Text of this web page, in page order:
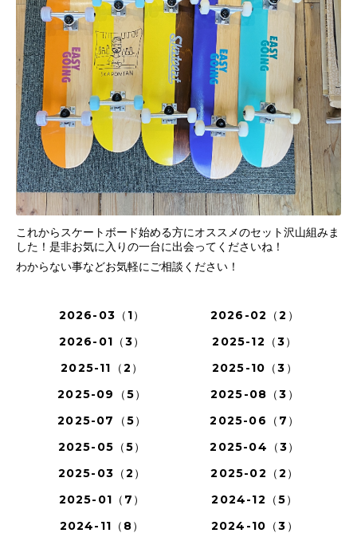
これからスケートボード始める方にオススメのセット沢山組みま
した！是非お気に入りの一台に出会ってくださいね！
わからない事などお気軽にご相談ください！
2026-03（1）
2026-02（2）
2026-01（3）
2025-12（3）
2025-11（2）
2025-10（3）
2025-09（5）
2025-08（3）
2025-07（5）
2025-06（7）
2025-05（5）
2025-04（3）
2025-03（2）
2025-02（2）
2025-01（7）
2024-12（5）
2024-11（8）
2024-10（3）